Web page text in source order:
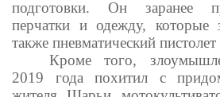
подготовки. Он заранее
перчатки и одежду, которые
также пневматический
Кроме того,
2019 года похитил с